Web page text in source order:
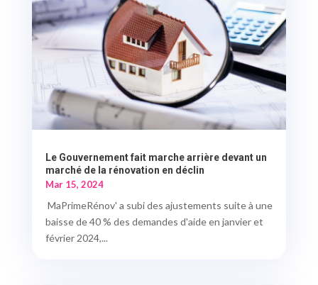
Le Gouvernement fait marche arrière devant un
marché de la rénovation en déclin
Mar 15, 2024
MaPrimeRénov' a subi des ajustements suite à une
baisse de 40 % des demandes d'aide en janvier et
février 2024,...